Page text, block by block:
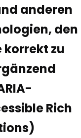
anderen
den
korrekt zu
Rich